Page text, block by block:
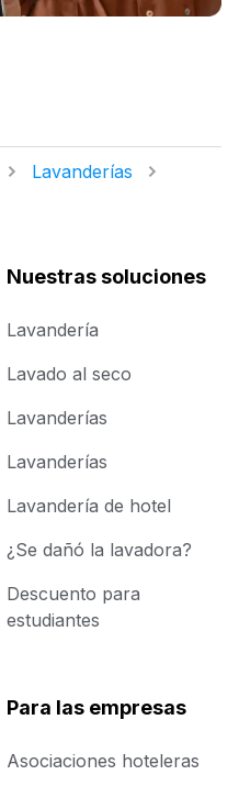
Lavanderías
Nuestras soluciones
Lavandería
Lavado al seco
Lavanderías
Lavanderías
Lavandería de hotel
¿Se dañó la lavadora?
Descuento para
estudiantes
Para las empresas
Asociaciones hoteleras